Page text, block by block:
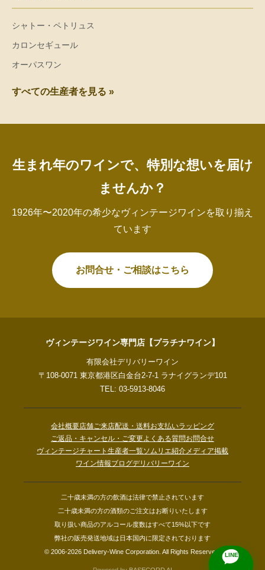
シャトー・ペトリュス
カロンセギュール
オーパスワン
すべての生産者を見る »
生まれ年のワインで、特別な想いを届け
ませんか？
1926年〜2020年の希少なヴィンテージワインを取り揃え
ています
お問合せ・ご相談はこちら
ヴィンテージワイン専門店【プラチナワイン】
有限会社デリバリーワイン
〒108-0071 東京都港区白金台2-7-1 ラナイグランデ101
TEL: 03-5913-8046
会社概要店舗ご来店配送・送料お支払いラッピング
ご返品・キャンセル・ご変更よくある質問お問合せ
ヴィンテージチャート 生産者一覧ソムリエ紹介メディア掲載
ワイン情報ブログデリバリーワイン
二十歳未満の方の飲酒は法律で禁止されています
二十歳未満の方の酒類のご注文はお断りいたします
取り扱い商品のアルコール度数はすべて15%以下です
弊社の販売発送地域は日本国内に限定されております
© 2006-2026 Delivery-Wine Corporation. All Rights Reserved.
LINE